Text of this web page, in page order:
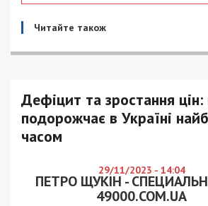
Читайте також
Дефіцит та зростання
подорожчає в Україні
часом
29/11/2023 - 14:04
ПЕТРО ЩУКІН -
49000.COM.UA